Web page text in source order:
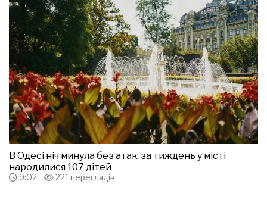
В Одесі ніч минула без атак: за тиждень у місті
народилися 107 дітей
9:02 221 переглядів